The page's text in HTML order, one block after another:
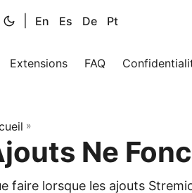
En Es De Pt
Extensions FAQ
»
Ne
faire lorsque les ajouts